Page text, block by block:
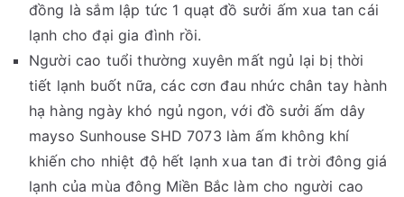
đồng là sắm lập tức 1 quạt đồ sưởi ấm xua tan cái
lạnh cho đại gia đình rồi.
Người cao tuổi thường xuyên mất ngủ lại bị thời
tiết lạnh buốt nữa, các cơn đau nhức chân tay hành
hạ hàng ngày khó ngủ ngon, với đồ sưởi ấm dây
mayso Sunhouse SHD 7073 làm ấm không khí
khiến cho nhiệt độ hết lạnh xua tan đi trời đông giá
lạnh của mùa đông Miền Bắc làm cho người cao